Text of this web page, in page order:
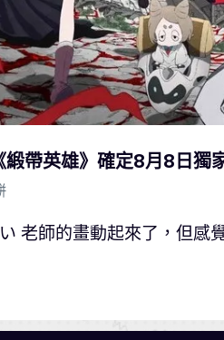
帶英雄》確定8月8日獨
老師的畫動起來了，但感